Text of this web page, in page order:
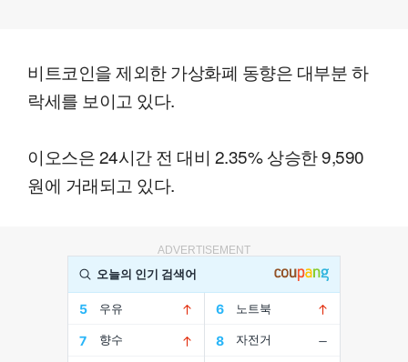
비트코인을 제외한 가상화폐 동향은 대부분 하
락세를 보이고 있다.
이오스은 24시간 전 대비 2.35% 상승한 9,590
원에 거래되고 있다.
ADVERTISEMENT